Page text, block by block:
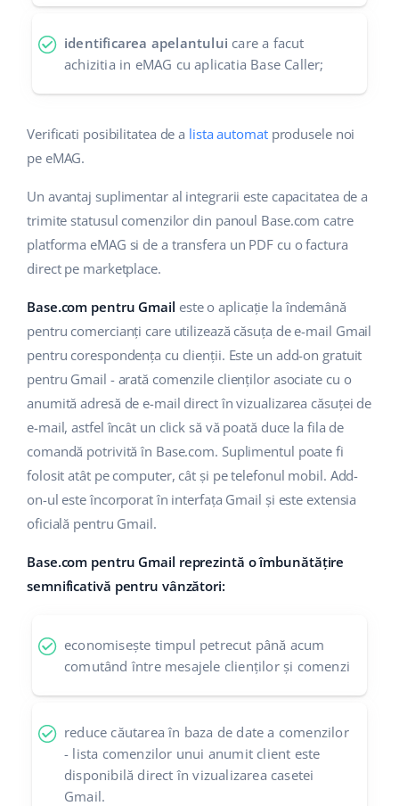
identificarea apelantului care a facut
achizitia in eMAG cu aplicatia Base Caller;
Verificati posibilitatea de a lista automatprodusele noi
pe eMAG.
Un avantaj suplimentar al integrarii este capacitatea de a
trimite statusul comenzilor din panoul Base.com catre
platforma eMAG si de a transfera un PDF cu o factura
direct pe marketplace.
Base.com pentru Gmail este o aplicație la îndemână
pentru comercianți care utilizează căsuța de e-mail Gmail
pentru corespondența cu clienții. Este un add-on gratuit
pentru Gmail - arată comenzile clienților asociate cu o
anumită adresă de e-mail direct în vizualizarea căsuței de
e-mail, astfel încât un click să vă poată duce la fila de
comandă potrivită în Base.com. Suplimentul poate fi
folosit atât pe computer, cât și pe telefonul mobil. Add-
on-ul este încorporat în interfața Gmail și este extensia
oficială pentru Gmail.
Base.com pentru Gmail reprezintă o îmbunătățire
semnificativă pentru vânzători:
economisește timpul petrecut până acum
comutând între mesajele clienților și comenzi
reduce căutarea în baza de date a comenzilor
- lista comenzilor unui anumit client este
disponibilă direct în vizualizarea casetei
Gmail.